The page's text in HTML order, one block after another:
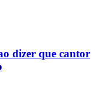
dizer que cantor